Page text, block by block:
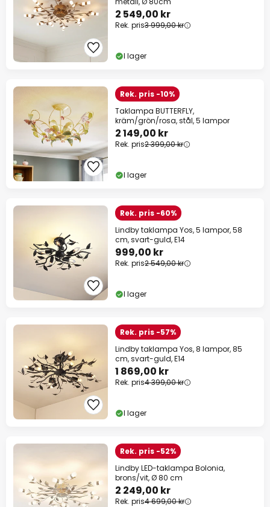
2 549,00 kr
Rek. pris3 999,00 kr
I lager
Rek. pris -10%
Taklampa BUTTERFLY,
kräm/grön/rosa, stål, 5 lampor
2 149,00 kr
Rek. pris2 399,00 kr
I lager
Rek. pris -60%
Lindby taklampa Yos, 5 lampor, 58
cm, svart-guld, E14
999,00 kr
Rek. pris2 549,00 kr
I lager
Rek. pris -57%
Lindby taklampa Yos, 8 lampor, 85
cm, svart-guld, E14
1 869,00 kr
Rek. pris4 399,00 kr
I lager
Rek. pris -52%
Lindby LED-taklampa Bolonia,
brons/vit, Ø 80 cm
2 249,00 kr
Rek. pris4 699,00 kr